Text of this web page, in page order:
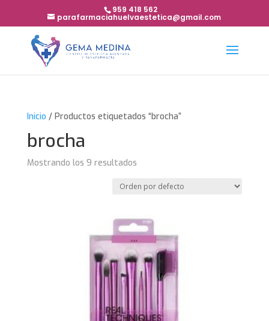
959 418 562
parafarmaciahuelvaestetica@gmail.com
Inicio / Productos etiquetados “brocha”
brocha
Mostrando los 9 resultados